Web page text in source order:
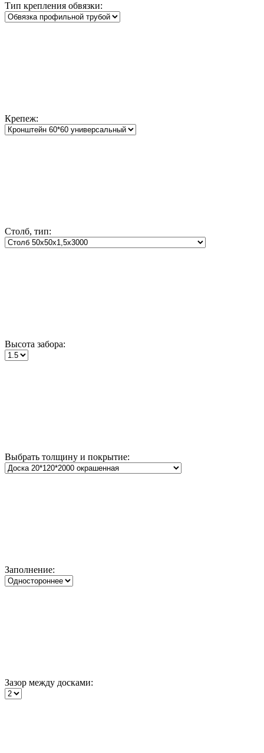
Тип крепления обвязки:
Крепеж:
Столб, тип:
Высота забора:
Выбрать толщину и покрытие:
Заполнение:
Зазор между досками: